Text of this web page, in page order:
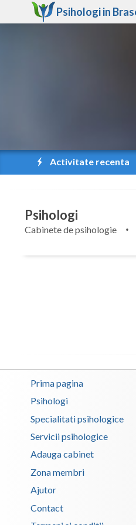
Psihologi in
Activitate recenta
Psihologi
Cabinete de psihologie
Prima pagina
Psihologi
Specialitati psihologice
Servicii psihologice
Adauga cabinet
Zona membri
Ajutor
Contact